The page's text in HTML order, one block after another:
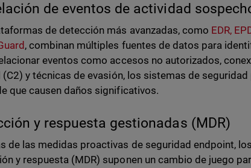
de eventos de actividad
de detección más avanzadas, como EDR,
, combinan múltiples fuentes de datos para
eventos como accesos no autorizados,
y técnicas de evasión, los sistemas de
que causen daños significativos.
y respuesta gestionadas (MDR)
de las medidas proactivas de seguridad endpoint,
y respuesta (MDR) suponen un cambio de juego